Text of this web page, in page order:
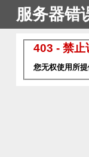
服务器错
403 - 禁止
您无权使用所提